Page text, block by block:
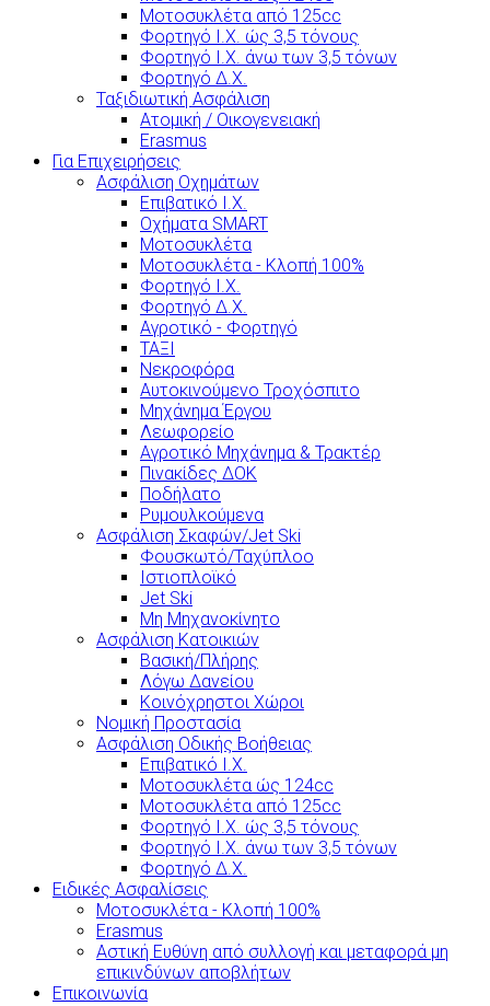
Μοτοσυκλέτα από 125cc
Φορτηγό Ι.Χ. ώς 3,5 τόνους
Φορτηγό Ι.Χ. άνω των 3,5 τόνων
Φορτηγό Δ.Χ.
Ταξιδιωτική Ασφάλιση
Ατομική / Οικογενειακή
Erasmus
Για Επιχειρήσεις
Ασφάλιση Οχημάτων
Επιβατικό Ι.Χ.
Οχήματα SMART
Μοτοσυκλέτα
Μοτοσυκλέτα - Κλοπή 100%
Φορτηγό Ι.Χ.
Φορτηγό Δ.Χ.
Αγροτικό - Φορτηγό
ΤΑΞΙ
Νεκροφόρα
Αυτοκινούμενο Τροχόσπιτο
Μηχάνημα Έργου
Λεωφορείο
Αγροτικό Μηχάνημα & Τρακτέρ
Πινακίδες ΔΟΚ
Ποδήλατο
Ρυμουλκούμενα
Ασφάλιση Σκαφών/Jet Ski
Φουσκωτό/Ταχύπλοο
Ιστιοπλοϊκό
Jet Ski
Μη Μηχανοκίνητο
Ασφάλιση Κατοικιών
Βασική/Πλήρης
Λόγω Δανείου
Κοινόχρηστοι Χώροι
Νομική Προστασία
Ασφάλιση Οδικής Βοήθειας
Επιβατικό Ι.Χ.
Μοτοσυκλέτα ώς 124cc
Μοτοσυκλέτα από 125cc
Φορτηγό Ι.Χ. ώς 3,5 τόνους
Φορτηγό Ι.Χ. άνω των 3,5 τόνων
Φορτηγό Δ.Χ.
Ειδικές Ασφαλίσεις
Μοτοσυκλέτα - Κλοπή 100%
Erasmus
Αστική Ευθύνη από συλλογή και μεταφορά μη
επικινδύνων αποβλήτων
Επικοινωνία